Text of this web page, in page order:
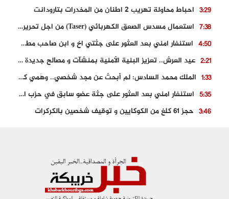
3:29 احباط محاولة تهريب 2 اطنان من المخدرات بتارودانت
7:38
استعمال مسدس الصعق الكهربائي (Taser) من اجل تحرير شابة محتجزة
4:50
استنفار امني بعد العثور على جثتي اخ و ابن صاحب مطعم اسماك مشهور بطنجة
2:21
عيد العرش.. تعزيز البنية الأمنية بمنشآت و مصالح جديدة بكل من الحسيمة – فاس و الناظور
1:33
الملك محمد السادس: لم أبحث عن مجد شخصي.. وهَمي كرامة المغاربة
5:35
استنفار امني بعد العثور على جثة عضو سابق في حزب المصباح بالقنيطرة..
3:46 حجز 61 كلغ من الكوكايين و توقيف شخصين بالكركرات